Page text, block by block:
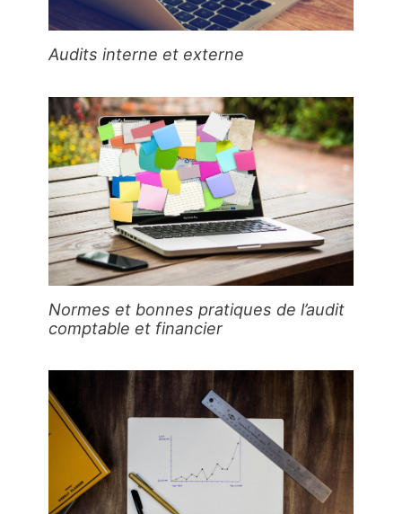
Audits interne et externe
Normes et bonnes pratiques de l’audit
comptable et financier